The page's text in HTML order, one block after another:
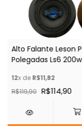
Alto Falante Leson
Polegadas Ls6
12x deR$11,82
R$119,90 R$114,90